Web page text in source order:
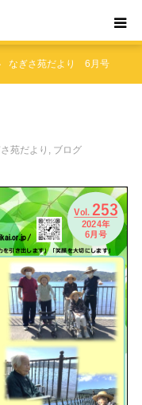
なぎさ苑だより 6月号
苑だより , ブログ